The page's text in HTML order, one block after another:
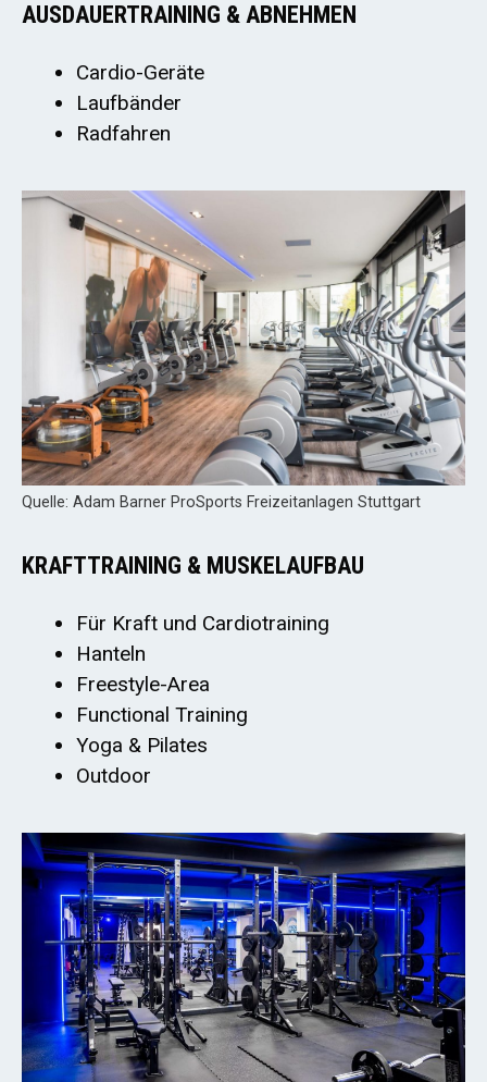
AUSDAUERTRAINING & ABNEHMEN
Cardio-Geräte
Laufbänder
Radfahren
Quelle: Adam Barner ProSports Freizeitanlagen Stuttgart
KRAFTTRAINING & MUSKELAUFBAU
Für Kraft und Cardiotraining
Hanteln
Freestyle-Area
Functional Training
Yoga & Pilates
Outdoor